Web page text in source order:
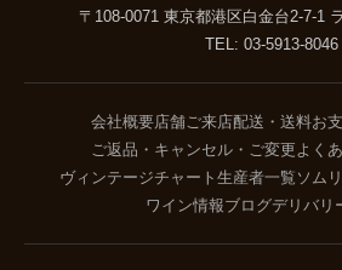
〒108-0071 東京都港区白金台2-7-1
TEL: 03-5913-8046
会社概要店舗ご来店配送・送料お
ご返品・キャンセル・ご変更よく
ヴィンテージチャート 生産者一覧 ソム
ワイン情報ブログデリバリ